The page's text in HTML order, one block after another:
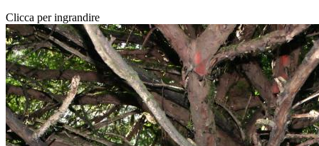
Clicca per ingrandire